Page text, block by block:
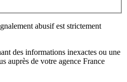
abusif est strictement
des informations inexactes ou une
auprès de votre agence France